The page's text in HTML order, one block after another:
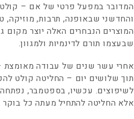
המדובר במפעל פרטי של אם –
והחדשני שבאופנה, תרבות, מוזיקה,
המוצרים הנבחרים האלה יוצר מקום
שבעצמו תורם לדינמיות ולמגוון.
אחרי עשר שנים של עבודה מאומצת
תוך שלושים יום – החליטה קולט
לשיפוצים. עכשיו, בספטמבר,
אלא החליטה להתחיל מעתה כל